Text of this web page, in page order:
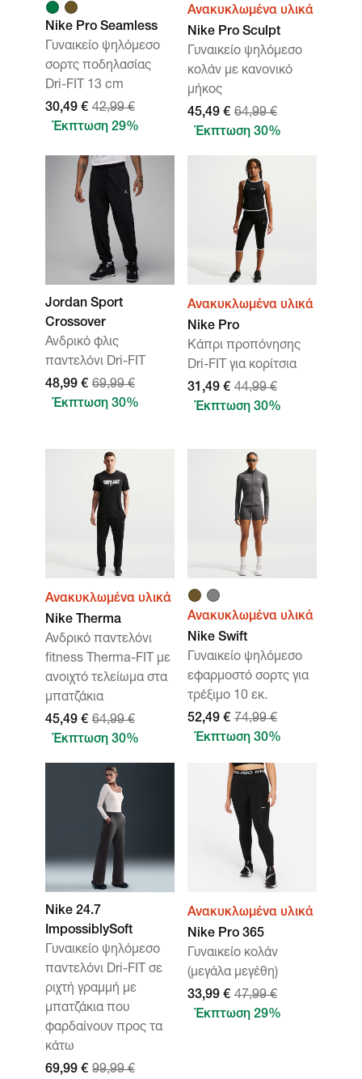
Nike Pro Seamless
Γυναικείο ψηλόμεσο
σορτς ποδηλασίας
Dri-FIT 13 cm
30,49 € 42,99 €
Έκπτωση 29%
Ανακυκλωμένα υλικά
Nike Pro Sculpt
Γυναικείο ψηλόμεσο
κολάν με κανονικό
μήκος
45,49 € 64,99 €
Έκπτωση 30%
Jordan Sport
Crossover
Ανδρικό φλις
παντελόνι Dri-FIT
48,99 € 69,99 €
Έκπτωση 30%
Ανακυκλωμένα υλικά
Nike Pro
Κάπρι προπόνησης
Dri-FIT για κορίτσια
31,49 € 44,99 €
Έκπτωση 30%
Ανακυκλωμένα υλικά
Nike Therma
Ανδρικό παντελόνι
fitness Therma-FIT με
ανοιχτό τελείωμα στα
μπατζάκια
45,49 € 64,99 €
Έκπτωση 30%
Ανακυκλωμένα υλικά
Nike Swift
Γυναικείο ψηλόμεσο
εφαρμοστό σορτς για
τρέξιμο 10 εκ.
52,49 € 74,99 €
Έκπτωση 30%
Nike 24.7
ImpossiblySoft
Γυναικείο ψηλόμεσο
παντελόνι Dri-FIT σε
ριχτή γραμμή με
μπατζάκια που
φαρδαίνουν προς τα
κάτω
69,99 € 99,99 €
Ανακυκλωμένα υλικά
Nike Pro 365
Γυναικείο κολάν
(μεγάλα μεγέθη)
33,99 € 47,99 €
Έκπτωση 29%